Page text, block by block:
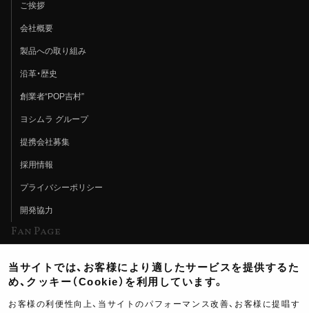
ご挨拶
会社概要
製品への取り組み
沿革・歴史
創業者“POP吉村”
ヨシムラ グループ
提携会社募集
採用情報
プライバシーポリシー
開発協力
Fan Page
ヨシムラTV
イベント情報
当サイトでは、お客様により適したサービスを提供するた
め、クッキー（Cookie）を利用しています。
お客様の利便性向上、当サイトのパフォーマンス改善、お客様に提唱す